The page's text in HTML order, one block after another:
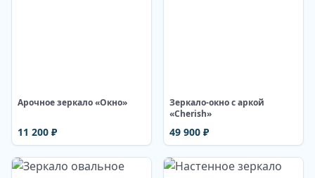
Арочное зеркало «Окно»
11 200 ₽
Зеркало-окно с аркой
«Cherish»
49 900 ₽